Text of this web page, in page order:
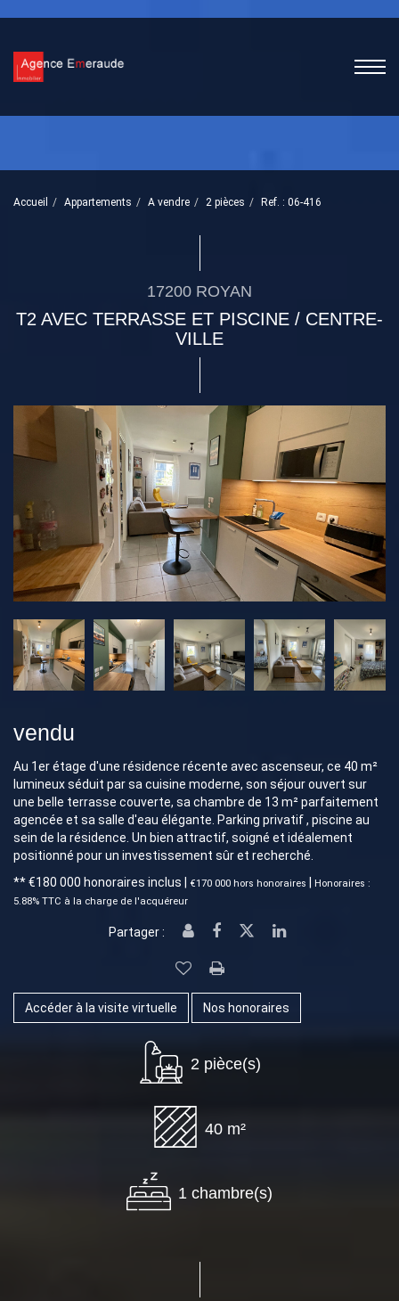
Accueil Appartements A vendre 2 pièces Ref. : 06-416
17200 ROYAN
T2 AVEC TERRASSE ET PISCINE / CENTRE-
VILLE
vendu
Au 1er étage d'une résidence récente avec ascenseur, ce 40 m²
lumineux séduit par sa cuisine moderne, son séjour ouvert sur
une belle terrasse couverte, sa chambre de 13 m² parfaitement
agencée et sa salle d'eau élégante. Parking privatif , piscine au
sein de la résidence. Un bien attractif, soigné et idéalement
positionné pour un investissement sûr et recherché.
** €180 000 honoraires inclus €170 000 hors honoraires
Honoraires :
5.88% TTC à la charge de l'acquéreur
Partager :
Accéder à la visite virtuelle Nos honoraires
2 pièce(s)
40 m²
1 chambre(s)